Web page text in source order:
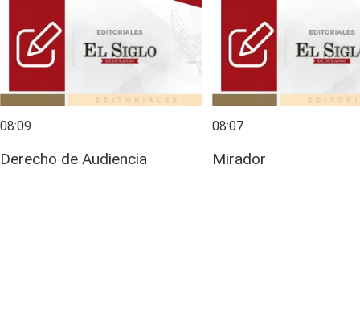
08:09
Derecho de Audiencia
08:07
Mirador